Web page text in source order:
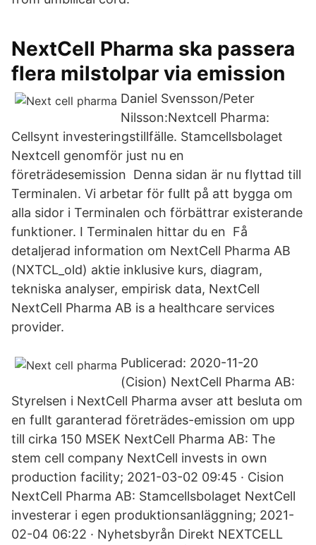
NextCell Pharma ska passera
flera milstolpar via emission
Daniel Svensson/Peter
Nilsson:Nextcell Pharma:
Cellsynt investeringstillfälle. Stamcellsbolaget
Nextcell genomför just nu en
företrädesemission Denna sidan är nu flyttad till
Terminalen. Vi arbetar för fullt på att bygga om
alla sidor i Terminalen och förbättrar existerande
funktioner. I Terminalen hittar du en Få
detaljerad information om NextCell Pharma AB
(NXTCL_old) aktie inklusive kurs, diagram,
tekniska analyser, empirisk data, NextCell
NextCell Pharma AB is a healthcare services
provider.
Publicerad: 2020-11-20
(Cision) NextCell Pharma AB:
Styrelsen i NextCell Pharma avser att besluta om
en fullt garanterad företrädes-emission om upp
till cirka 150 MSEK NextCell Pharma AB: The
stem cell company NextCell invests in own
production facility; 2021-03-02 09:45 · Cision
NextCell Pharma AB: Stamcellsbolaget NextCell
investerar i egen produktionsanläggning; 2021-
02-04 06:22 · Nyhetsbyrån Direkt NEXTCELL